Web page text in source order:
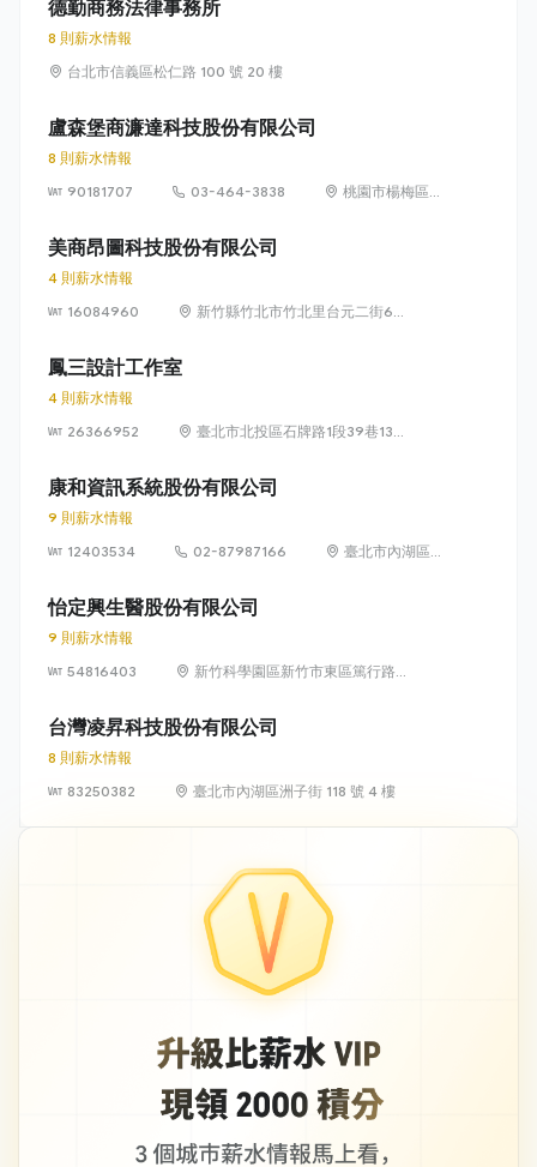
德勤商務法律事務所
8 則薪水情報
台北市信義區松仁路 100 號 20 樓
盧森堡商濂達科技股份有限公司
8 則薪水情報
90181707
03-464-3838
桃園市楊梅區高
美商昂圖科技股份有限公司
4 則薪水情報
16084960
新竹縣竹北市竹北里台元二街6號
鳳三設計工作室
4 則薪水情報
26366952
臺北市北投區石牌路1段39巷134
康和資訊系統股份有限公司
9 則薪水情報
12403534
02-87987166
臺北市內湖區瑞
怡定興生醫股份有限公司
9 則薪水情報
54816403
新竹科學園區新竹市東區篤行路6
台灣凌昇科技股份有限公司
8 則薪水情報
83250382
臺北市內湖區洲子街 118 號 4 樓